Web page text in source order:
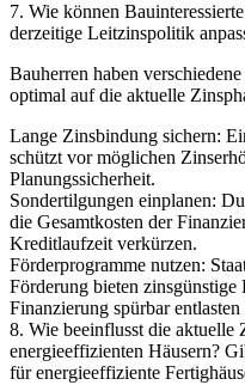
7. Wie können
derzeitige Leitzinspolitik
Bauherren haben
optimal auf die aktuelle
Lange Zinsbindung sichern:
schützt vor möglichen
Planungssicherheit.
Sondertilgungen einplanen:
die Gesamtkosten der
Kreditlaufzeit verkürzen.
Förderprogramme nutzen:
Förderung bieten zinsgünstige
Finanzierung spürbar entlasten
8. Wie beeinflusst die
energieeffizienten Häusern?
für energieeffiziente